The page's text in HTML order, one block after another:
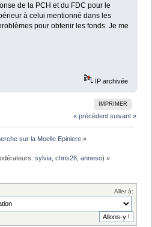
de la PCH et du FDC pour le
à celui mentionné dans les
pour obtenir les fonds. Je me
IP archivée
IMPRIMER
« précédent suivant »
sur la Moelle Epiniere »
sylvia ,chris26 ,anneso) »
Aller à: